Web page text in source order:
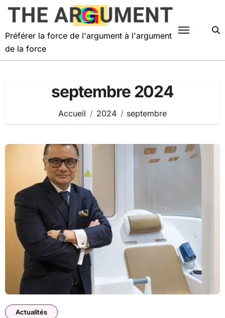
Passer
Préférer la force de l'argument à l'argument
de la force
septembre 2024
Accueil 2024 septembre
Actualités